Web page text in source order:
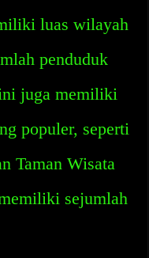
luas wilayah
penduduk
juga memiliki
populer, seperti
Taman Wisata
sejumlah